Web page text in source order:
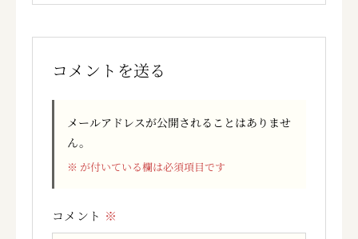
コメントを送る
メールアドレスが公開されることはありませ
ん。
※ が付いている欄は必須項目です
コメント ※